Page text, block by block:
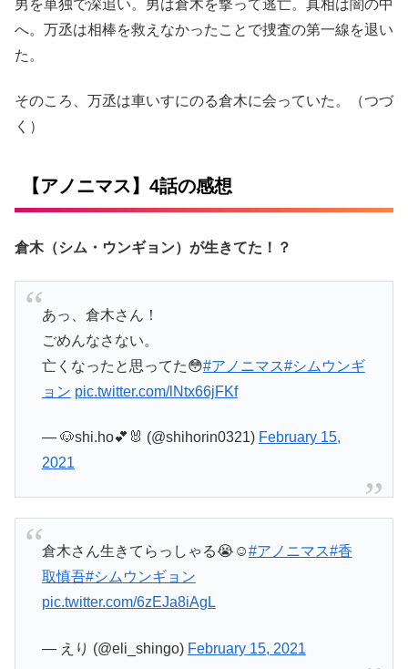
男を単独で深追い。男は倉木を撃って逃亡。真相は闇の中
へ。万丞は相棒を救えなかったことで捜査の第一線を退い
た。
そのころ、万丞は車いすにのる倉木に会っていた。（つづ
く）
【アノニマス】4話の感想
倉木（シム・ウンギョン）が生きてた！？
あっ、倉木さん！
ごめんなさない。
亡くなったと思ってた😳#アノニマス#シムウンギ
ョン pic.twitter.com/lNtx66jFKf
— 🐶shi.ho💕🐰 (@shihorin0321) February 15,
2021
倉木さん生きてらっしゃる😭☺️#アノニマス#香
取慎吾#シムウンギョン
pic.twitter.com/6zEJa8iAgL
— えり (@eli_shingo) February 15, 2021